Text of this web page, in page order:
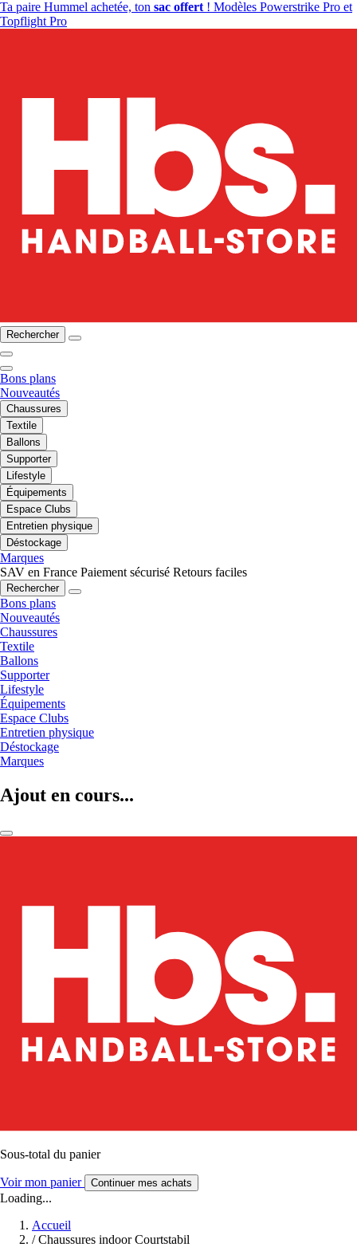
Ta paire Hummel achetée, ton sac offert ! Modèles Powerstrike Pro et
Topflight Pro
Rechercher
Bons plans
Nouveautés
Chaussures
Textile
Ballons
Supporter
Lifestyle
Équipements
Espace Clubs
Entretien physique
Déstockage
Marques
SAV en France Paiement sécurisé Retours faciles
Rechercher
Bons plans
Nouveautés
Chaussures
Textile
Ballons
Supporter
Lifestyle
Équipements
Espace Clubs
Entretien physique
Déstockage
Marques
Ajout en cours...
Sous-total du panier
Voir mon panier Continuer mes achats
Loading...
Accueil
/ Chaussures indoor Courtstabil